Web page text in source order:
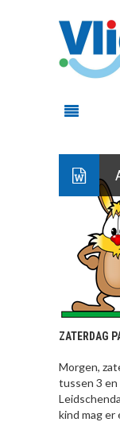
ZATERDAG
Morgen,
tussen 3 en
kind mag er